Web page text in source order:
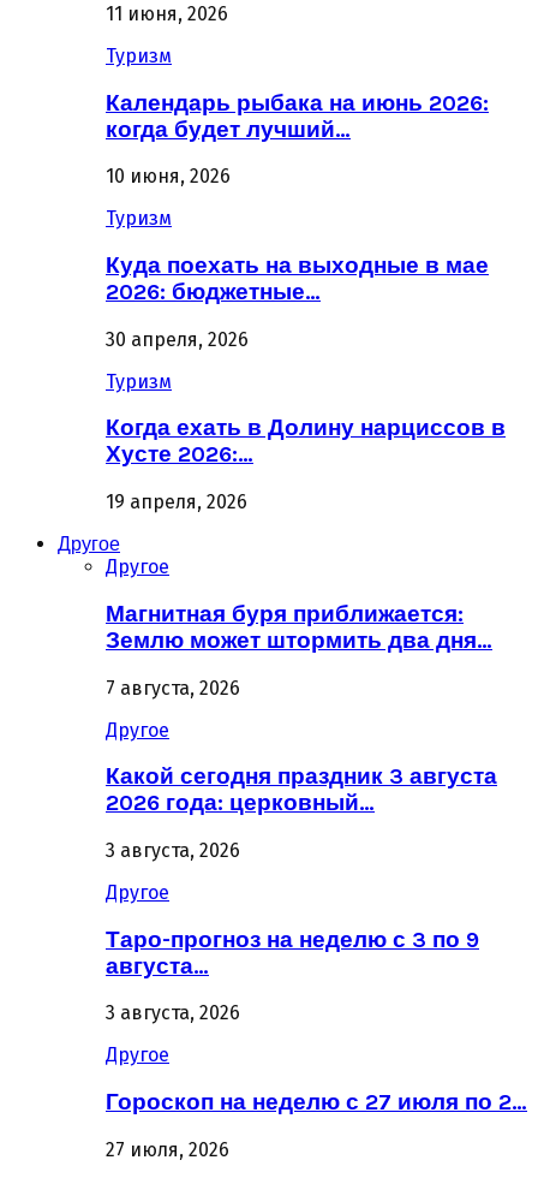
11 июня, 2026
Туризм
Календарь рыбака на июнь 2026:
когда будет лучший…
10 июня, 2026
Туризм
Куда поехать на выходные в мае
2026: бюджетные…
30 апреля, 2026
Туризм
Когда ехать в Долину нарциссов в
Хусте 2026:…
19 апреля, 2026
Другое
Другое
Магнитная буря приближается:
Землю может штормить два дня…
7 августа, 2026
Другое
Какой сегодня праздник 3 августа
2026 года: церковный…
3 августа, 2026
Другое
Таро-прогноз на неделю с 3 по 9
августа…
3 августа, 2026
Другое
Гороскоп на неделю с 27 июля по 2…
27 июля, 2026